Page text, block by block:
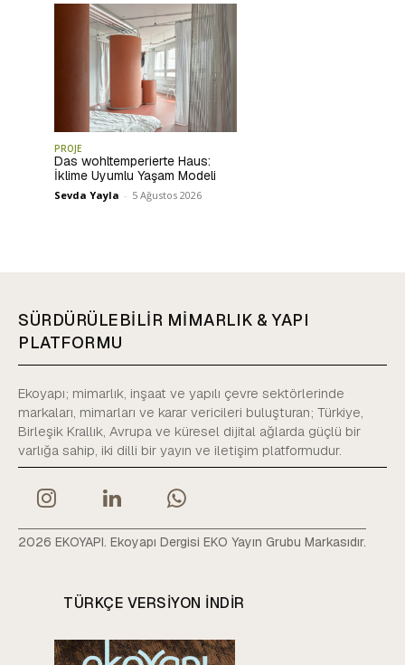
PROJE
Das wohltemperierte Haus:
İklime Uyumlu Yaşam Modeli
Sevda Yayla - 5 Ağustos 2026
SÜRDÜRÜLEBİLİR MİMARLIK & YAPI
PLATFORMU
Ekoyapı; mimarlık, inşaat ve yapılı çevre sektörlerinde
markaları, mimarları ve karar vericileri buluşturan; Türkiye,
Birleşik Krallık, Avrupa ve küresel dijital ağlarda güçlü bir
varlığa sahip, iki dilli bir yayın ve iletişim platformudur.
2026 EKOYAPI. Ekoyapı Dergisi EKO Yayın Grubu Markasıdır.
TÜRKÇE VERSIYON INDIR